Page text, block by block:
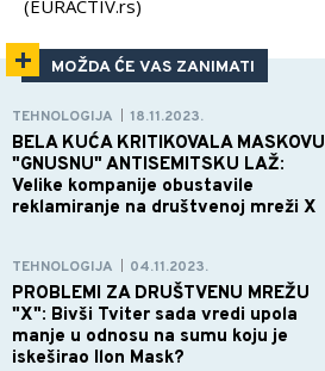
(EURACTIV.rs)
MOŽDA ĆE VAS ZANIMATI
TEHNOLOGIJA 18.11.2023.
BELA KUĆA KRITIKOVALA MASKOVU
"GNUSNU" ANTISEMITSKU LAŽ:
Velike kompanije obustavile
reklamiranje na društvenoj mreži X
TEHNOLOGIJA 04.11.2023.
PROBLEMI ZA DRUŠTVENU MREŽU
"X": Bivši Tviter sada vredi upola
manje u odnosu na sumu koju je
iskeširao Ilon Mask?